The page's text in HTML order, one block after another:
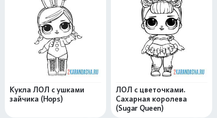
Кукла ЛОЛ с ушками
зайчика (Hops)
ЛОЛ с цветочками.
Сахарная королева
(Sugar Queen)